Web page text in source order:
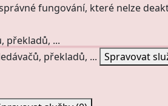
fungování, které nelze
překladů, ...
překladů, ... Spravovat